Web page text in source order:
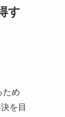
す
ため
を目